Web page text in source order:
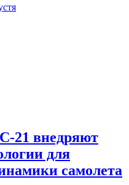
21 внедряют
для
самолета